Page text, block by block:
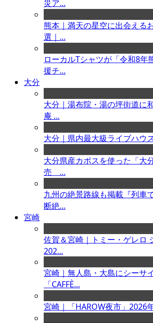
災ア...
熊本｜満天の星空に出会える
選｜...
ローカルTシャツが「令和8年
援チ...
大分
大分｜湯布院・湯の坪街道に
庵 ...
大分｜県内最大級ライブハウ
大分県産カボスを使った「大
売 ...
九州の絶景路線も掲載『列車
断絶...
宮崎
佐賀＆宮崎｜トミー・ゲレロ
202...
宮崎｜無人島・大島にシーサ
「CAFFÈ...
宮崎｜「HAROW夜市」2026